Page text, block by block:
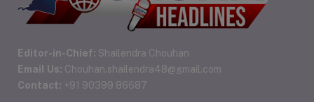
Editor-in-Chief: Shailendra Chouhan
Email Us: Chouhan.shailendra48@gmail.com
Contact: +91 90399 86687